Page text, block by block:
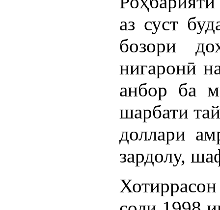
аз суст
бозори
нигаронӣ
анбор ба
шарбати
доллари
зардолу,